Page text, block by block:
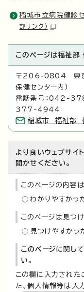
稲城市立病院健診
部リンク）
このページは福祉部
〒206-0804 東京
保健センター内）
電話番号：042-
377-4944
稲城市 福祉部
より良いウェブサイ
聞かせください。
このページの内容
わかりやすかっ
このページは見つ
見つけやすかっ
このページに関し
い。
この欄に入力された
た、個人情報等は入